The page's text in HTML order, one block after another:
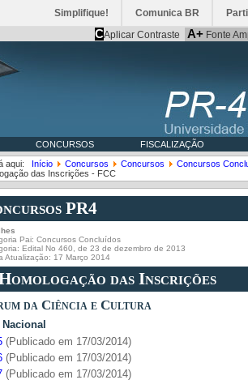
Simplifique! Comunica BR
CAplicar Contraste A+ Fonte
CONCURSOS FISCALIZAÇÃO
aqui: Início Concursos Concursos Concursos
das Inscrições - FCC
PR4
Pai:Concursos Concluídos
Edital No 460, de 23 de dezembro de 2013
Atualização: 17 Março 2014
das Inscrições
da Ciência e Cultura
Nacional
(Publicado em 17/03/2014)
(Publicado em 17/03/2014)
(Publicado em 17/03/2014)